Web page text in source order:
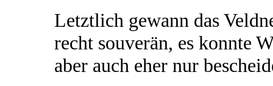
Letztlich gewann das
recht souverän, es konnte
aber auch eher nur